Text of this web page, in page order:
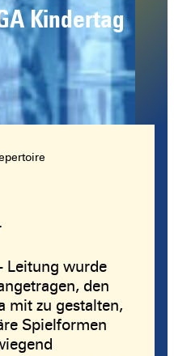
Kindertag
Leitung wurde
den
mit zu gestalten,
Spielformen